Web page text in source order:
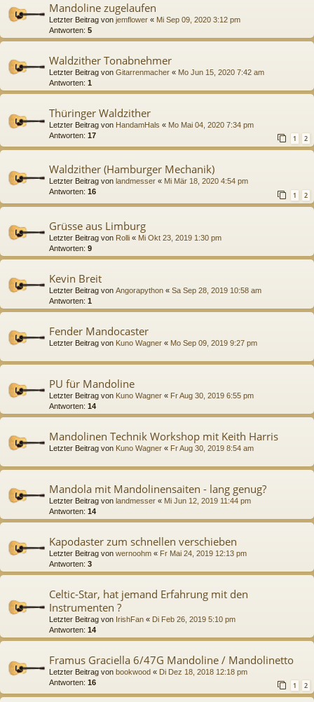
Mandoline zugelaufen
Letzter Beitrag von jemflower « Mi Sep 09, 2020 3:12 pm
Antworten: 5
Waldzither Tonabnehmer
Letzter Beitrag von Gitarrenmacher « Mo Jun 15, 2020 7:42 am
Antworten: 1
Thüringer Waldzither
Letzter Beitrag von HandamHals « Mo Mai 04, 2020 7:34 pm
Antworten: 17 1 2
Waldzither (Hamburger Mechanik)
Letzter Beitrag von landmesser « Mi Mär 18, 2020 4:54 pm
Antworten: 16 1 2
Grüsse aus Limburg
Letzter Beitrag von Rolli « Mi Okt 23, 2019 1:30 pm
Antworten: 9
Kevin Breit
Letzter Beitrag von Angorapython « Sa Sep 28, 2019 10:58 am
Antworten: 1
Fender Mandocaster
Letzter Beitrag von Kuno Wagner « Mo Sep 09, 2019 9:27 pm
PU für Mandoline
Letzter Beitrag von Kuno Wagner « Fr Aug 30, 2019 6:55 pm
Antworten: 14
Mandolinen Technik Workshop mit Keith Harris
Letzter Beitrag von Kuno Wagner « Fr Aug 30, 2019 8:54 am
Mandola mit Mandolinensaiten - lang genug?
Letzter Beitrag von landmesser « Mi Jun 12, 2019 11:44 pm
Antworten: 14
Kapodaster zum schnellen verschieben
Letzter Beitrag von wernoohm « Fr Mai 24, 2019 12:13 pm
Antworten: 3
Celtic-Star, hat jemand Erfahrung mit den
Instrumenten ?
Letzter Beitrag von IrishFan « Di Feb 26, 2019 5:10 pm
Antworten: 14
Framus Graciella 6/47G Mandoline / Mandolinetto
Letzter Beitrag von bookwood « Di Dez 18, 2018 12:18 pm
Antworten: 16 1 2